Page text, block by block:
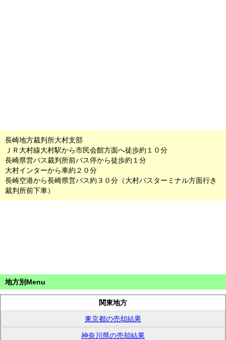
長崎地方裁判所大村支部
ＪＲ大村線大村駅から市民会館方面へ徒歩約１０分
長崎県営バス裁判所前バス停から徒歩約１分
大村インターから車約２０分
長崎空港から長崎県営バス約３０分（大村バスターミナル方面行き
裁判所前下車）
地方別Menu
関東地方
東京都の売却結果
神奈川県の売却結果